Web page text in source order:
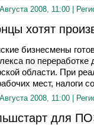
2008, 11:00 |
хотят
бизнесмены
по переработке
области. При
мест, налоги
2008, 11:00 |
для